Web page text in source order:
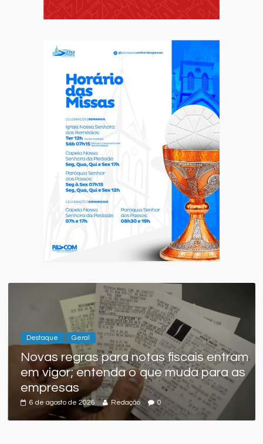
Destaque Geral
Novas regras para notas fiscais entram
em vigor; entenda o que muda para as
empresas
6 de agosto de 2026 Redação 0